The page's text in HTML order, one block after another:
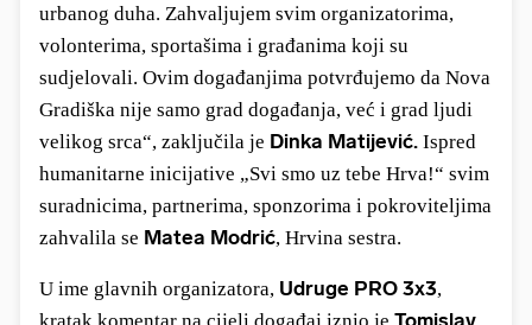
urbanog duha. Zahvaljujem svim organizatorima,
volonterima, sportašima i građanima koji su
sudjelovali. Ovim događanjima potvrđujemo da Nova
Gradiška nije samo grad događanja, već i grad ljudi
velikog srca“, zaključila je Dinka Matijević. Ispred
humanitarne inicijative „Svi smo uz tebe Hrva!“ svim
suradnicima, partnerima, sponzorima i pokroviteljima
zahvalila se Matea Modrić, Hrvina sestra.
U ime glavnih organizatora, Udruge PRO 3x3,
Tomislav